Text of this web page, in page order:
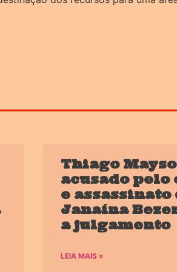
Thiago
acusado pelo
e assassinato
Janaína
a julgamento
LEIA MAIS »